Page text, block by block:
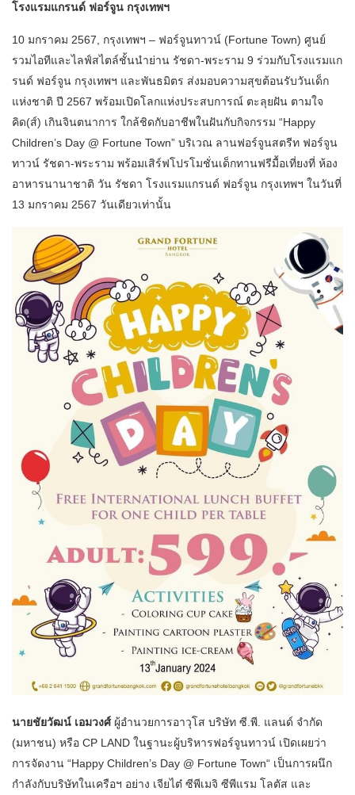
โรงแรมแกรนด์ ฟอร์จูน กรุงเทพฯ
10 มกราคม 2567, กรุงเทพฯ – ฟอร์จูนทาวน์ (Fortune Town) ศูนย์
รวมไอทีและไลฟ์สไตล์ชั้นนำย่าน รัชดา-พระราม 9 ร่วมกับโรงแรมแก
รนด์ ฟอร์จูน กรุงเทพฯ และพันธมิตร ส่งมอบความสุขต้อนรับวันเด็ก
แห่งชาติ ปี 2567 พร้อมเปิดโลกแห่งประสบการณ์ ตะลุยฝัน ตามใจ
คิด(ส์) เกินจินตนาการ ใกล้ชิดกับอาชีพในฝันกับกิจกรรม “Happy
Children’s Day @ Fortune Town” บริเวณ ลานฟอร์จูนสตรีท ฟอร์จูน
ทาวน์ รัชดา-พระราม พร้อมเสิร์ฟโปรโมชั่นเด็กทานฟรีมื้อเที่ยงที่ ห้อง
อาหารนานาชาติ วัน รัชดา โรงแรมแกรนด์ ฟอร์จูน กรุงเทพฯ ในวันที่
13 มกราคม 2567 วันเดียวเท่านั้น
นายชัยวัฒน์ เอมวงศ์ผู้อำนวยการอาวุโส บริษัท ซี.พี. แลนด์ จำกัด
(มหาชน) หรือ CP LAND ในฐานะผู้บริหารฟอร์จูนทาวน์ เปิดเผยว่า
การจัดงาน “Happy Children’s Day @ Fortune Town“ เป็นการผนึก
กำลังกับบริษัทในเครือฯ อย่าง เจียไต๋ ซีพีเมจิ ซีพีแรม โลตัส และ